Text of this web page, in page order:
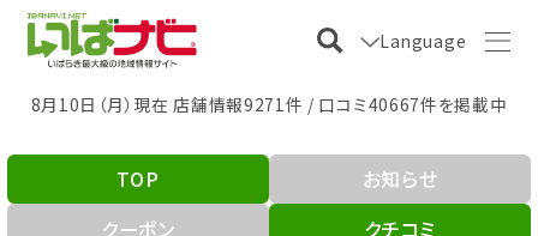
Language
8月10日（月）現在 店舗情報9271件 / 口コミ40667件を掲載中
TOP
お知らせ
クーポン
クチコミ